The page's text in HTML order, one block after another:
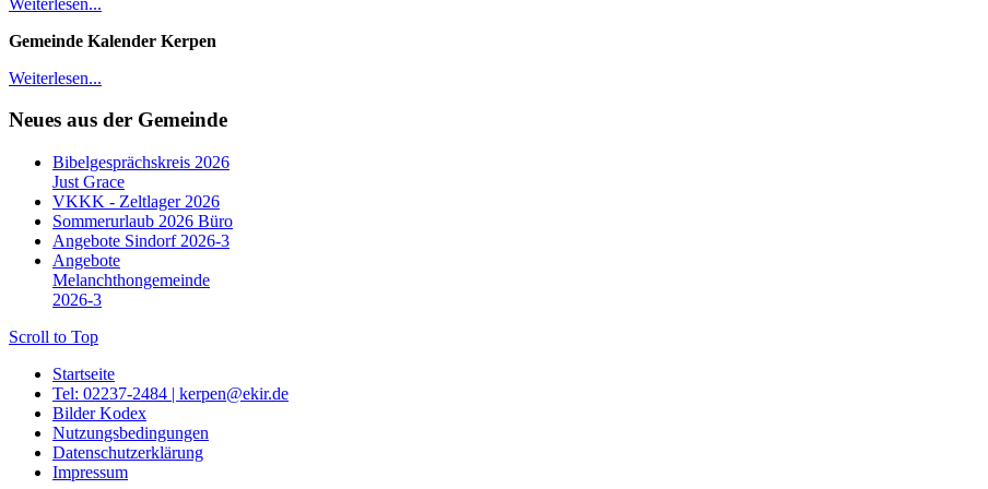
Gemeinde Kalender Kerpen
Weiterlesen...
Neues aus der Gemeinde
Bibelgesprächskreis 2026
Just Grace
VKKK - Zeltlager 2026
Sommerurlaub 2026 Büro
Angebote Sindorf 2026-3
Angebote
Melanchthongemeinde
2026-3
Scroll to Top
Startseite
Tel: 02237-2484 | kerpen@ekir.de
Bilder Kodex
Nutzungsbedingungen
Datenschutzerklärung
Impressum